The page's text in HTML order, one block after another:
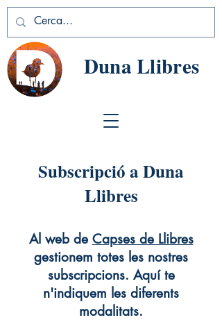
Duna Llibres
Subscripció a Duna
Llibres
Al web de Capses de Llibres
gestionem totes les nostres
subscripcions. Aquí te
n'indiquem les diferents
modalitats.